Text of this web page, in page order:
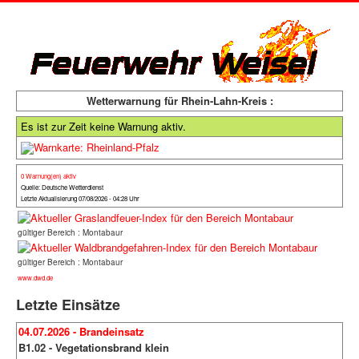
Wetterwarnung für Rhein-Lahn-Kreis :
Es ist zur Zeit keine Warnung aktiv.
0 Warnung(en) aktiv
Quelle: Deutsche Wetterdienst
Letzte Aktualisierung 07/08/2026 - 04:28 Uhr
gültiger Bereich : Montabaur
gültiger Bereich : Montabaur
www.dwd.de
Letzte Einsätze
04.07.2026 - Brandeinsatz
B1.02 - Vegetationsbrand klein